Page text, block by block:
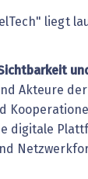
liegt
Akteure
digitale